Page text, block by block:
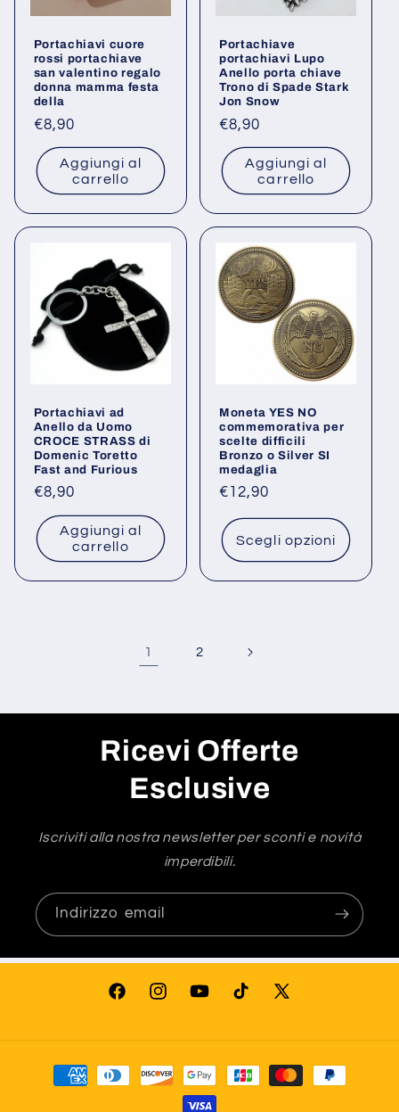
Portachiavi cuore
rossi portachiave
san valentino regalo
donna mamma festa
della
Prezzo
listino
€8,90
Aggiungi al
carrello
Portachiave
portachiavi Lupo
Anello porta chiave
Trono di Spade Stark
Jon Snow
Prezzo
di
listino
€8,90
Aggiungi al
carrello
Portachiavi ad
Anello da Uomo
CROCE STRASS di
Domenic Toretto
Fast and Furious
Prezzo
listino
€8,90
Aggiungi al
carrello
Moneta YES NO
commemorativa per
scelte difficili
Bronzo o Silver SI
medaglia
Prezzo
listino
€12,90
Scegli opzioni
1 2
Ricevi Offerte
Esclusive
Iscriviti alla nostra newsletter per sconti e novità
imperdibili.
Indirizzo email
FacebookInstagramYouTubeTikTok
X
Metodi